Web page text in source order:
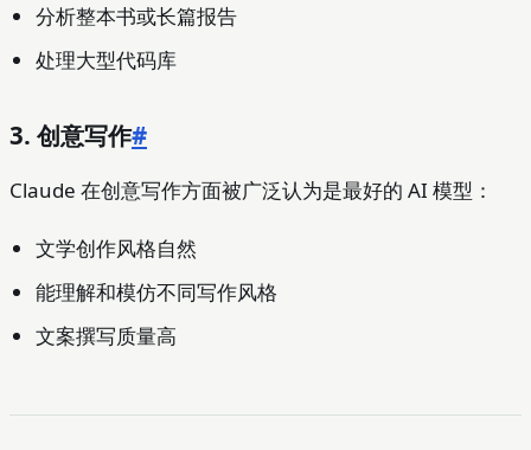
分析整本书或长篇报告
处理大型代码库
3. 创意写作#
Claude 在创意写作方面被广泛认为是最好的 AI 模型：
文学创作风格自然
能理解和模仿不同写作风格
文案撰写质量高